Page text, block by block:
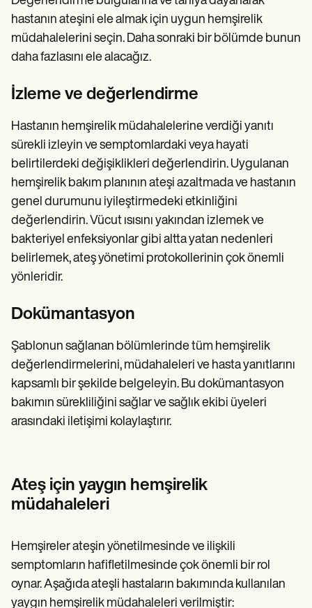
hastanın ateşini ele almak için uygun hemşirelik
müdahalelerini seçin. Daha sonraki bir bölümde bunun
daha fazlasını ele alacağız.
İzleme ve değerlendirme
Hastanın hemşirelik müdahalelerine verdiği yanıtı
sürekli izleyin ve semptomlardaki veya hayati
belirtilerdeki değişiklikleri değerlendirin. Uygulanan
hemşirelik bakım planının ateşi azaltmada ve hastanın
genel durumunu iyileştirmedeki etkinliğini
değerlendirin. Vücut ısısını yakından izlemek ve
bakteriyel enfeksiyonlar gibi altta yatan nedenleri
belirlemek, ateş yönetimi protokollerinin çok önemli
yönleridir.
Dokümantasyon
Şablonun sağlanan bölümlerinde tüm hemşirelik
değerlendirmelerini, müdahaleleri ve hasta yanıtlarını
kapsamlı bir şekilde belgeleyin. Bu dokümantasyon
bakımın sürekliliğini sağlar ve sağlık ekibi üyeleri
arasındaki iletişimi kolaylaştırır.
Ateş için yaygın hemşirelik
müdahaleleri
Hemşireler ateşin yönetilmesinde ve ilişkili
semptomların hafifletilmesinde çok önemli bir rol
oynar. Aşağıda ateşli hastaların bakımında kullanılan
yaygın hemşirelik müdahaleleri verilmiştir: